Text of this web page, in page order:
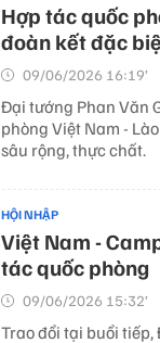
Hợp tác quốc
đoàn kết đặc
09/06/2026 16:19’
Đại tướng Phan Văn
phòng Việt Nam -
sâu rộng, thực chất.
HỘI NHẬP
Việt Nam -
tác quốc phòng
09/06/2026 15:32’
Trao đổi tại buổi